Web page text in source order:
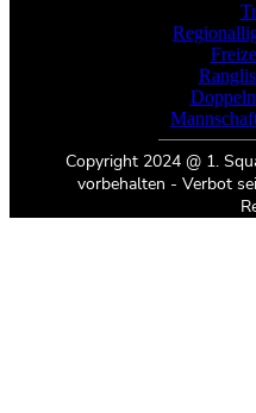
Copyright 2024 @ 1.
vorbehalten - Verbot